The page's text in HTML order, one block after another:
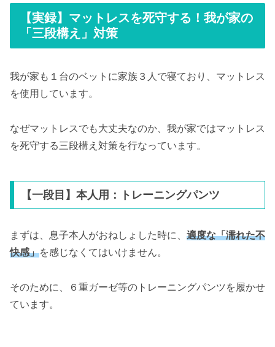
【実録】マットレスを死守する！我が家の
「三段構え」対策
我が家も１台のベットに家族３人で寝ており、マットレス
を使用しています。
なぜマットレスでも大丈夫なのか、我が家ではマットレス
を死守する三段構え対策を行なっています。
【一段目】本人用：トレーニングパンツ
まずは、息子本人がおねしょした時に、 適度な「濡れた不
快感」を感じなくてはいけません。
そのために、６重ガーゼ等のトレーニングパンツを履かせ
ています。